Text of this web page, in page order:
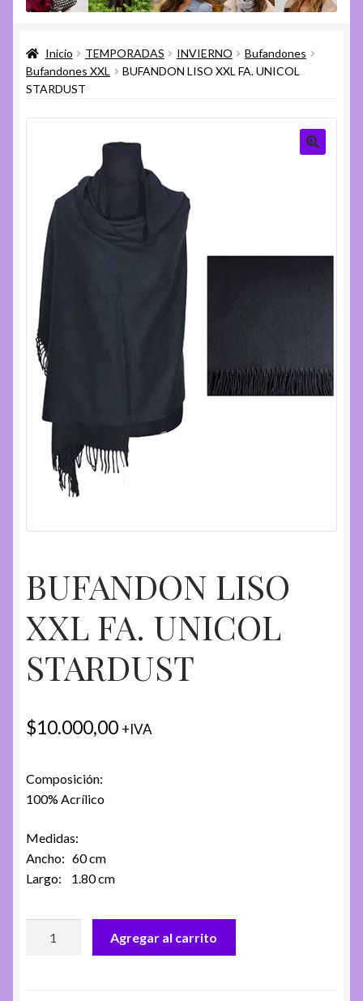
menú
menú
Ayuda
hijo
Inicio TEMPORADAS INVIERNO
Bufandones
Bufandones XXL
BUFANDON LISO XXL FA. UNICOL
STARDUST
BUFANDON LISO
XXL FA. UNICOL
STARDUST
$10.000,00 +IVA
Composición:
100% Acrílico
Medidas:
Ancho: 60 cm
Largo: 1.80 cm
Agregar al carrito